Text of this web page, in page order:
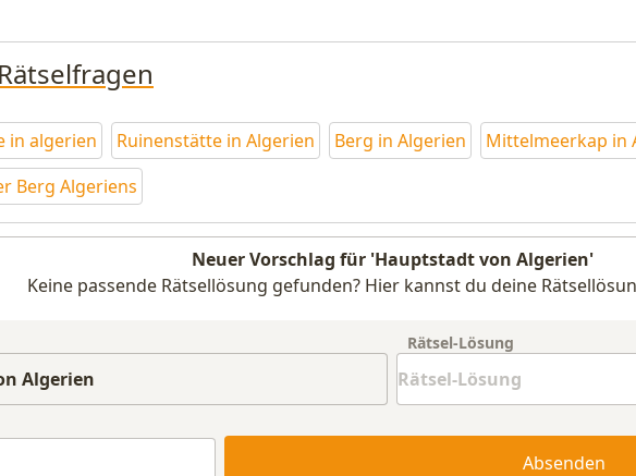
in algerien Ruinenstätte in Algerien Berg in Algerien
Mittelmeerkap in
Berg Algeriens
Neuer Vorschlag für 'Hauptstadt von Algerien'
Keine passende Rätsellösung gefunden? Hier kannst du deine
Rätsel-Lösung
Absenden